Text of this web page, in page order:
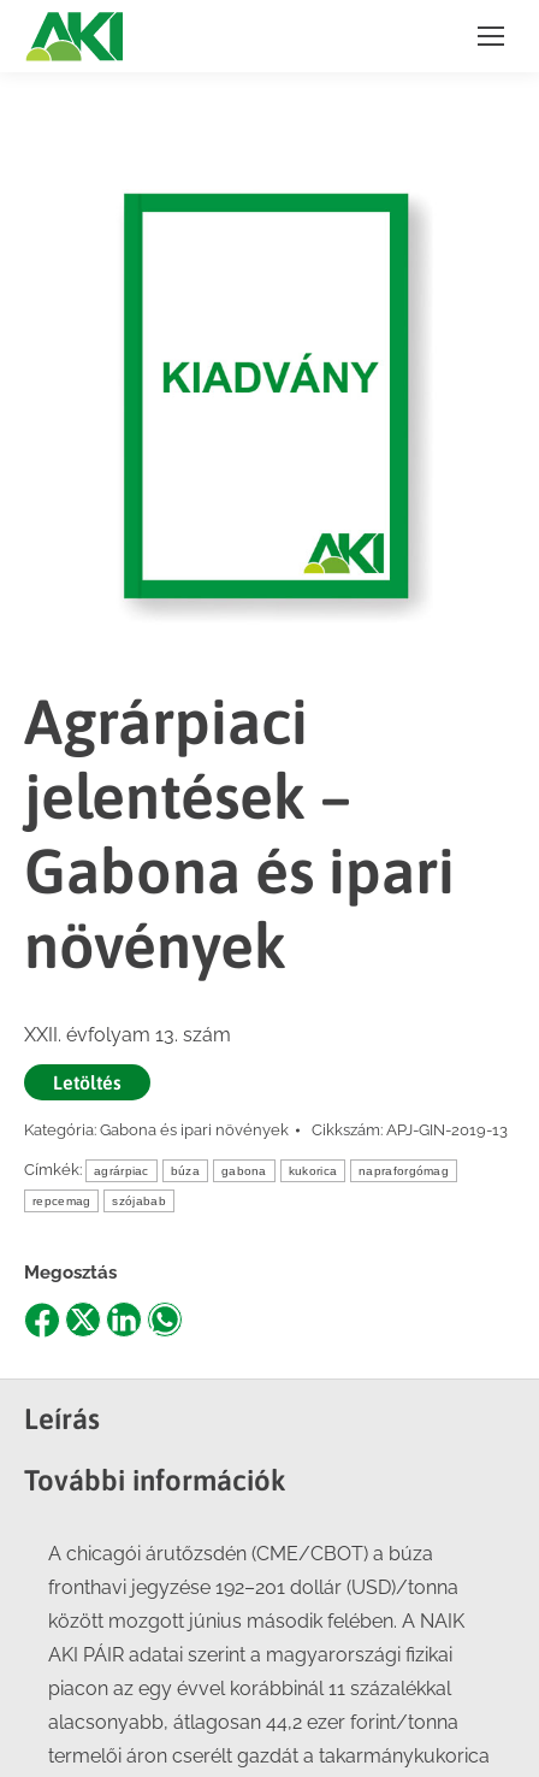
Agrárpiaci
jelentések –
Gabona és ipari
növények
XXII. évfolyam 13. szám
Letöltés
Kategória: Gabona és ipari növények Cikkszám: APJ-GIN-2019-13
Címkék: agrárpiac búza gabona kukorica napraforgómag
repcemag szójabab
Megosztás
Share
Facebook
Share
X
ShareShare
Leírás
További információk
A chicagói árutőzsdén (CME/CBOT) a búza
fronthavi jegyzése 192–201 dollár (USD)/tonna
között mozgott június második felében. A NAIK
AKI PÁIR adatai szerint a magyarországi fizikai
piacon az egy évvel korábbinál 11 százalékkal
alacsonyabb, átlagosan 44,2 ezer forint/tonna
termelői áron cserélt gazdát a takarmánykukorica